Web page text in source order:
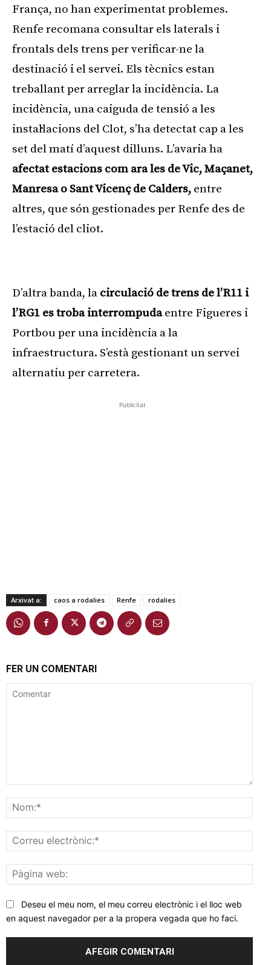
França, no han experimentat problemes.
Renfe recomana consultar els laterals i
frontals dels trens per verificar-ne la
destinació i el servei. Els tècnics estan
treballant per arreglar la incidència. La
incidència, una caiguda de tensió a les
instal·lacions del Clot, s’ha detectat cap a les
set del matí d’aquest dilluns. L’avaria ha
afectat estacions com ara les de Vic, Maçanet,
Manresa o Sant Vicenç de Calders, entre
altres, que són gestionades per Renfe des de
l’estació del cliot.
D’altra banda, la circulació de trens de l’R11 i
l’RG1 es troba interrompudaentre Figueres i
Portbou per una incidència a la
infraestructura. S’està gestionant un servei
alternatiu per carretera.
Publicitat
Arxivat a: caos a rodalies Renfe rodalies
FER UN COMENTARI
web:
Deseu el meu nom, el meu correu electrònic i el lloc web
en aquest navegador per a la propera vegada que ho faci.